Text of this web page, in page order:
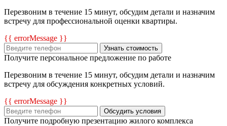
Перезвоним в течение 15 минут, обсудим детали и назначим
встречу для профессиональной оценки квартиры.
{{ errorMessage }}
Узнать стоимость
Получите персональное предложение по работе
Перезвоним в течение 15 минут, обсудим детали и назначим
встречу для обсуждения конкретных условий.
{{ errorMessage }}
Обсудить условия
Получите подробную презентацию жилого комплекса